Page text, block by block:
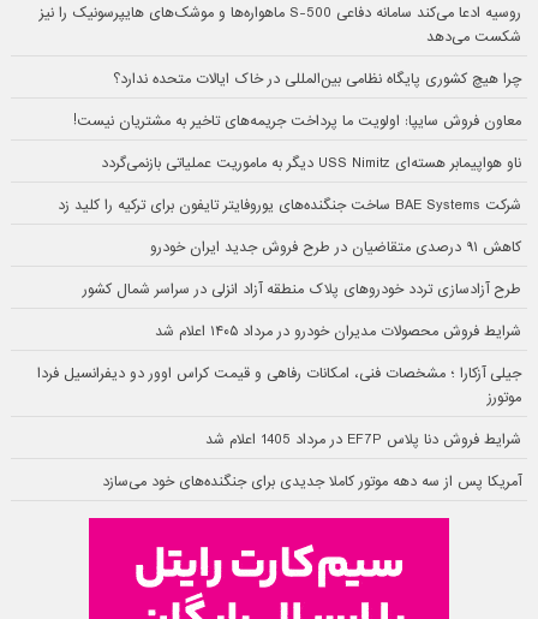
روسیه ادعا می‌کند سامانه دفاعی S-500 ماهواره‌ها و موشک‌های هایپرسونیک را نیز
شکست می‌دهد
چرا هیچ کشوری پایگاه نظامی بین‌المللی در خاک ایالات متحده ندارد؟
معاون فروش سایپا: اولویت ما پرداخت جریمه‌های تاخیر به مشتریان نیست!
ناو هواپیمابر هسته‌ای USS Nimitz دیگر به ماموریت عملیاتی بازنمی‌گردد
شرکت BAE Systems ساخت جنگنده‌های یوروفایتر تایفون برای ترکیه را کلید زد
کاهش ۹۱ درصدی متقاضیان در طرح فروش جدید ایران خودرو
طرح آزادسازی تردد خودروهای پلاک منطقه آزاد انزلی در سراسر شمال کشور
شرایط فروش محصولات مدیران خودرو در مرداد ۱۴۰۵ اعلام شد
جیلی آزکارا ؛ مشخصات فنی، امکانات رفاهی و قیمت کراس اوور دو دیفرانسیل فردا
موتورز
شرایط فروش دنا پلاس EF7P در مرداد 1405 اعلام شد
آمریکا پس از سه دهه موتور کاملا جدیدی برای جنگنده‌های خود می‌سازد